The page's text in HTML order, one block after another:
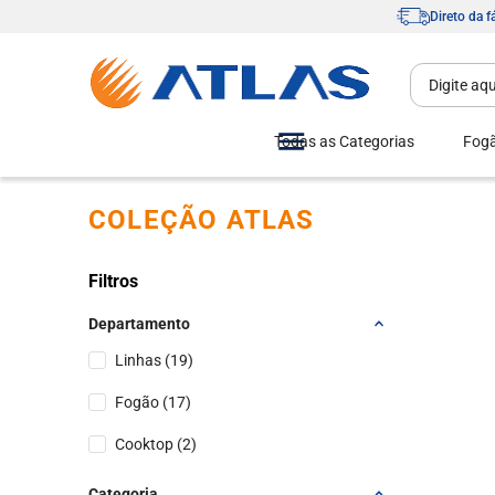
Direto da
Todas as Categorias
COLEÇÃO ATLAS
Filtros
Departamento
Linhas (19)
Fogão (17)
Cooktop (2)